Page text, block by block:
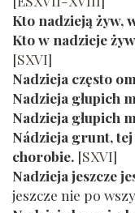
Kto nadzieją żyw,
Kto w nadzieje
[SXVI]
Nadzieja często
Nadzieja głupich
Nadzieja głupich
Nádzieja grunt,
chorobie. [SXVI]
Nadzieja jeszcze
jeszcze nie po